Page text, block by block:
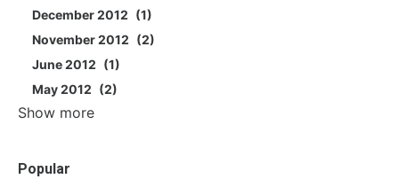
December 2012
1
November 2012
2
June 2012
1
May 2012
2
Show more
Popular